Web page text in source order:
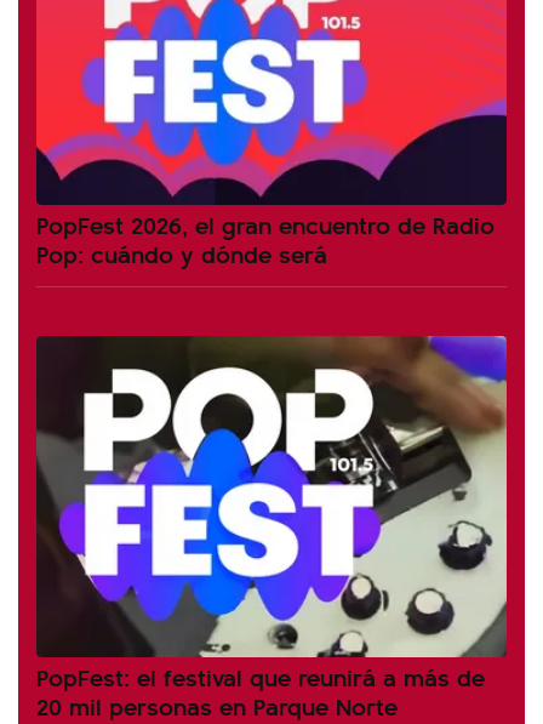
PopFest 2026, el gran encuentro de Radio
Pop: cuándo y dónde será
PopFest: el festival que reunirá a más de
20 mil personas en Parque Norte